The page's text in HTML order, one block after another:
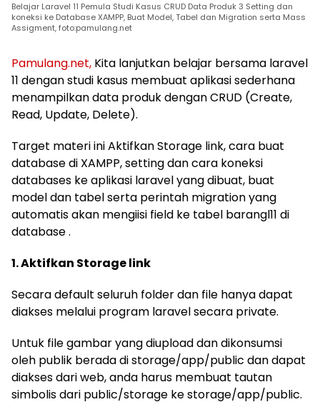
Belajar Laravel 11 Pemula Studi Kasus CRUD Data Produk 3 Setting dan
koneksi ke Database XAMPP, Buat Model, Tabel dan Migration serta Mass
Assigment, foto:pamulang.net
Pamulang.net, Kita lanjutkan belajar bersama laravel
11 dengan studi kasus membuat aplikasi sederhana
menampilkan data produk dengan CRUD (Create,
Read, Update, Delete).
Target materi ini Aktifkan Storage link, cara buat
database di XAMPP, setting dan cara koneksi
databases ke aplikasi laravel yang dibuat, buat
model dan tabel serta perintah migration yang
automatis akan mengiisi field ke tabel barangl11 di
database .
1. Aktifkan Storage link
Secara default seluruh folder dan file hanya dapat
diakses melalui program laravel secara private.
Untuk file gambar yang diupload dan dikonsumsi
oleh publik berada di storage/app/public dan dapat
diakses dari web, anda harus membuat tautan
simbolis dari public/storage ke storage/app/public.